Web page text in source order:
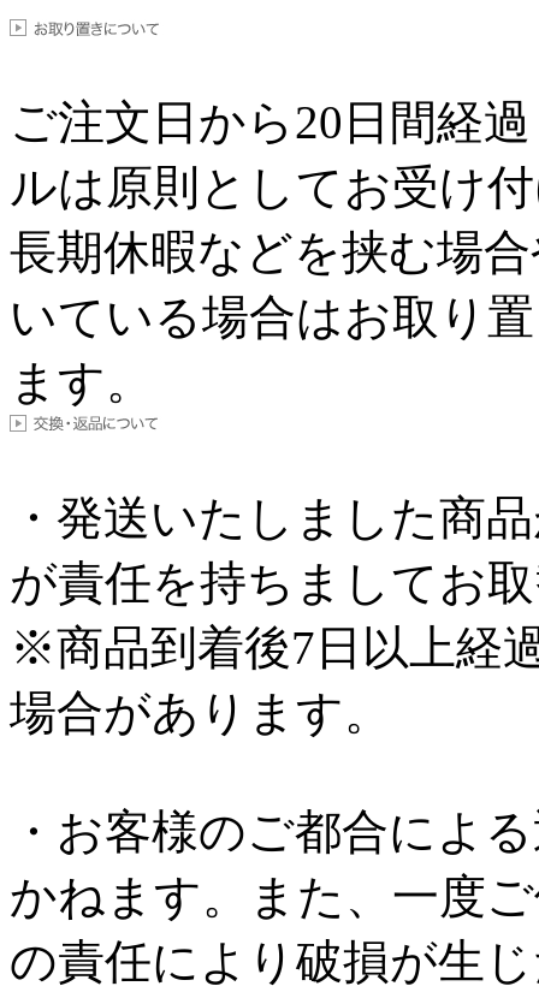
ご注文日から20 日間経
ルは原則としてお受け
長期休暇などを挟む場
いている場合はお取り
ます。
・発送いたしました商
が責任を持ちましてお
※商品到着後7日以上経
場合があります。
・お客様のご都合によ
かねます。また、一度
の責任により破損が生